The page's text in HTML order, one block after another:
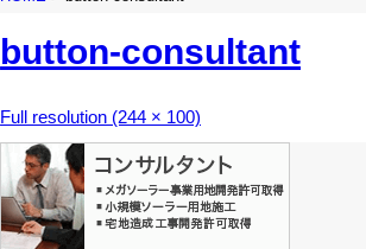
button-consultant
Full resolution (244 × 100)